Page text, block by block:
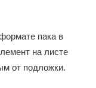
пака в
на листе
от подложки.